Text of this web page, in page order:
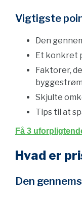
Vigtigste
Den
Et konkret
Faktorer,
byggestrøm
Skjulte
Tips til at
Få 3
Hvad er
Den